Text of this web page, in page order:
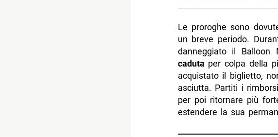
Le proroghe sono
un breve periodo.
danneggiato il Balloon
caduta per colpa della
acquistato il biglietto,
asciutta. Partiti i
per poi ritornare più
estendere la sua